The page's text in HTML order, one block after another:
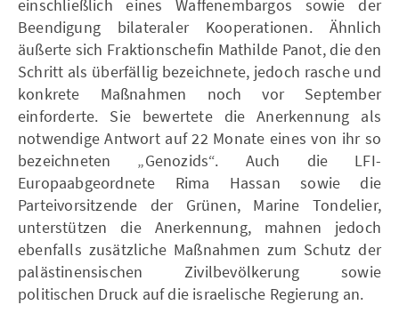
einschließlich eines Waffenembargos sowie der
Beendigung bilateraler Kooperationen. Ähnlich
äußerte sich Fraktionschefin Mathilde Panot, die den
Schritt als überfällig bezeichnete, jedoch rasche und
konkrete Maßnahmen noch vor September
einforderte. Sie bewertete die Anerkennung als
notwendige Antwort auf 22 Monate eines von ihr so
bezeichneten „Genozids“. Auch die LFI-
Europaabgeordnete Rima Hassan sowie die
Parteivorsitzende der Grünen, Marine Tondelier,
unterstützen die Anerkennung, mahnen jedoch
ebenfalls zusätzliche Maßnahmen zum Schutz der
palästinensischen Zivilbevölkerung sowie
politischen Druck auf die israelische Regierung an.